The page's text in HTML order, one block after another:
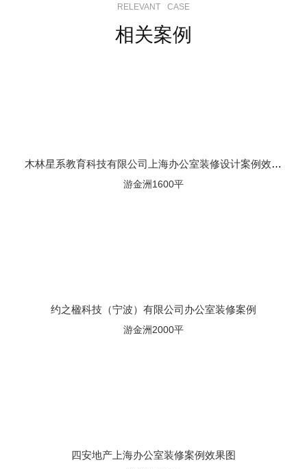
RELEVANT CASE
相关案例
木林星系教育科技有限公司上海办公室装修设计案例效果图
游金洲1600平
约之楹科技（宁波）有限公司办公室装修案例
游金洲2000平
四安地产上海办公室装修案例效果图